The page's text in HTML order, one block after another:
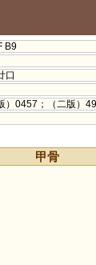
B9
口
）0457；（二版）
甲骨